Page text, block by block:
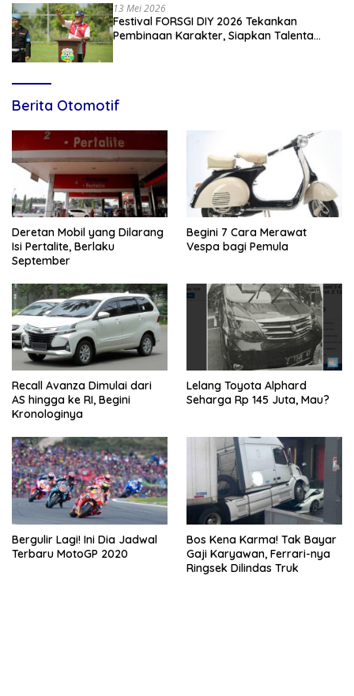
13 Mei 2026
Festival FORSGI DIY 2026 Tekankan
Pembinaan Karakter, Siapkan Talenta
Berita Otomotif
Deretan Mobil yang Dilarang
Isi Pertalite, Berlaku
September
Begini 7 Cara Merawat
Vespa bagi Pemula
Recall Avanza Dimulai dari
AS hingga ke RI, Begini
Kronologinya
Lelang Toyota Alphard
Seharga Rp 145 Juta, Mau?
Bergulir Lagi! Ini Dia Jadwal
Terbaru MotoGP 2020
Bos Kena Karma! Tak Bayar
Gaji Karyawan, Ferrari-nya
Ringsek Dilindas Truk